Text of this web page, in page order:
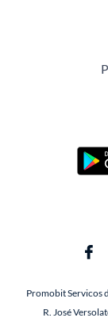
Promobit Servicos
R. José